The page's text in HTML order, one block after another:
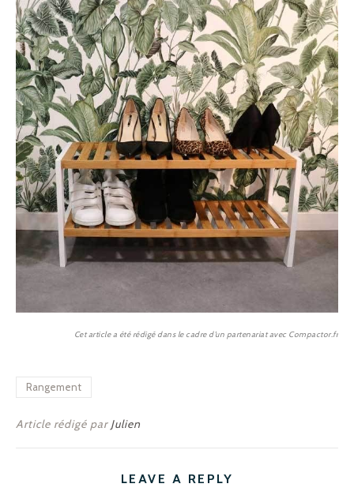
Cet article a été rédigé dans le cadre d’un partenariat avec Compactor.fr
Rangement
Article rédigé par Julien
LEAVE A REPLY